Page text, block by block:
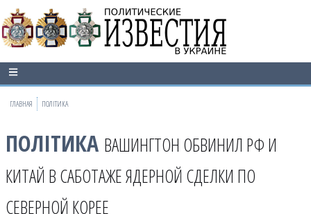
ГЛАВНАЯ ПОЛІТИКА
ПОЛІТИКА ВАШИНГТОН ОБВИНИЛ РФ И
КИТАЙ В САБОТАЖЕ ЯДЕРНОЙ СДЕЛКИ ПО
СЕВЕРНОЙ КОРЕЕ